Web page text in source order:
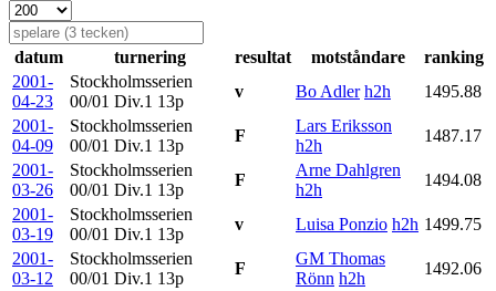
datum turnering resultat motståndare
ranking
2001-
04-23
Stockholmsserien
00/01 Div.1 13p
v Bo Adler h2h
1495.88
2001-
04-09
Stockholmsserien
00/01 Div.1 13p
F
Lars Eriksson
h2h
1487.17
2001-
03-26
Stockholmsserien
00/01 Div.1 13p
F
Arne Dahlgren
h2h
1494.08
2001-
03-19
Stockholmsserien
00/01 Div.1 13p
v Luisa Ponzio h2h 1499.75
2001-
03-12
Stockholmsserien
00/01 Div.1 13p
F
GM Thomas
Rönn h2h
1492.06